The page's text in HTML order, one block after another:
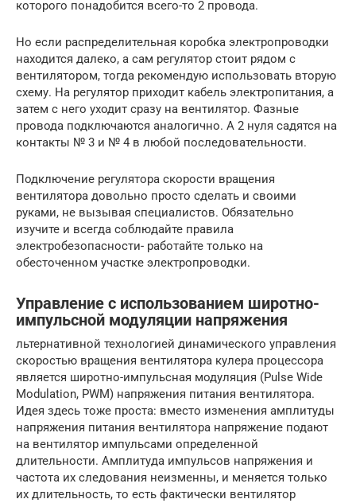
которого понадобится всего-то 2 провода.
Но если распределительная коробка электропроводки
находится далеко, а сам регулятор стоит рядом с
вентилятором, тогда рекомендую использовать вторую
схему. На регулятор приходит кабель электропитания, а
затем с него уходит сразу на вентилятор. Фазные
провода подключаются аналогично. А 2 нуля садятся на
контакты № 3 и № 4 в любой последовательности.
Подключение регулятора скорости вращения
вентилятора довольно просто сделать и своими
руками, не вызывая специалистов. Обязательно
изучите и всегда соблюдайте правила
электробезопасности- работайте только на
обесточенном участке электропроводки.
Управление с использованием широтно-
импульсной модуляции напряжения
льтернативной технологией динамического управления
скоростью вращения вентилятора кулера процессора
является широтно-импульсная модуляция (Pulse Wide
Modulation, PWM) напряжения питания вентилятора.
Идея здесь тоже проста: вместо изменения амплитуды
напряжения питания вентилятора напряжение подают
на вентилятор импульсами определенной
длительности. Амплитуда импульсов напряжения и
частота их следования неизменны, и меняется только
их длительность, то есть фактически вентилятор